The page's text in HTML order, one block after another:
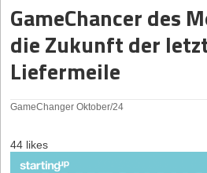
GameChancer des
die Zukunft der
Liefermeile
GameChanger Oktober/24
44 likes